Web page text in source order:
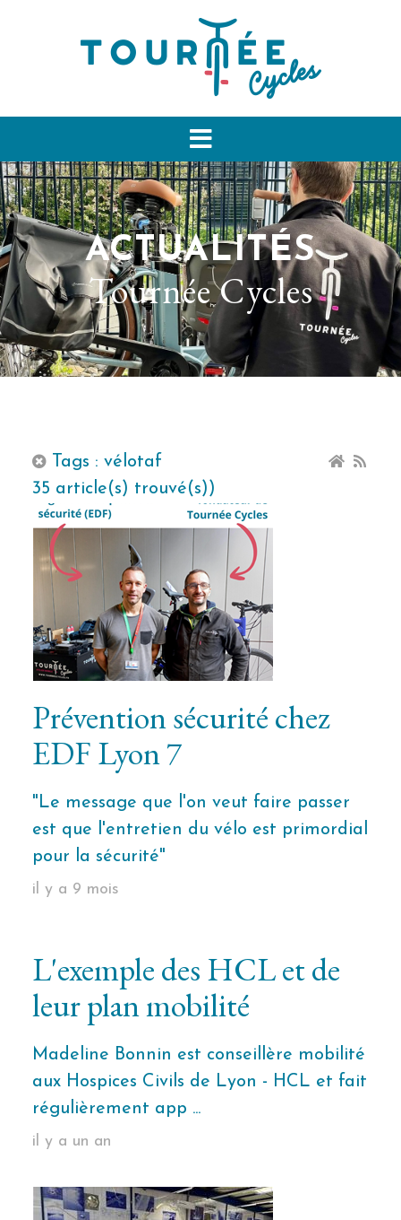
ACTUALITÉS
Tournée Cycles
Tags : vélotaf
35 article(s) trouvé(s))
Prévention sécurité chez
EDF Lyon 7
"Le message que l'on veut faire passer
est que l'entretien du vélo est primordial
pour la sécurité"
il y a 9 mois
L'exemple des HCL et de
leur plan mobilité
Madeline Bonnin est conseillère mobilité
aux Hospices Civils de Lyon - HCL et fait
régulièrement app ...
il y a un an